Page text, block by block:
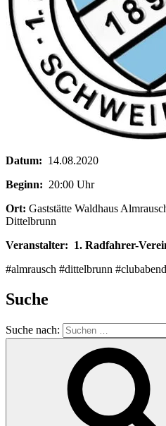
Datum: 14.08.2020
Beginn: 20:00 Uhr
Ort: Gaststätte Waldhaus
Dittelbrunn
Veranstalter: 1. Radfahrer-
#almrausch‬ #dittelbrunn
Suche
Suche nach: